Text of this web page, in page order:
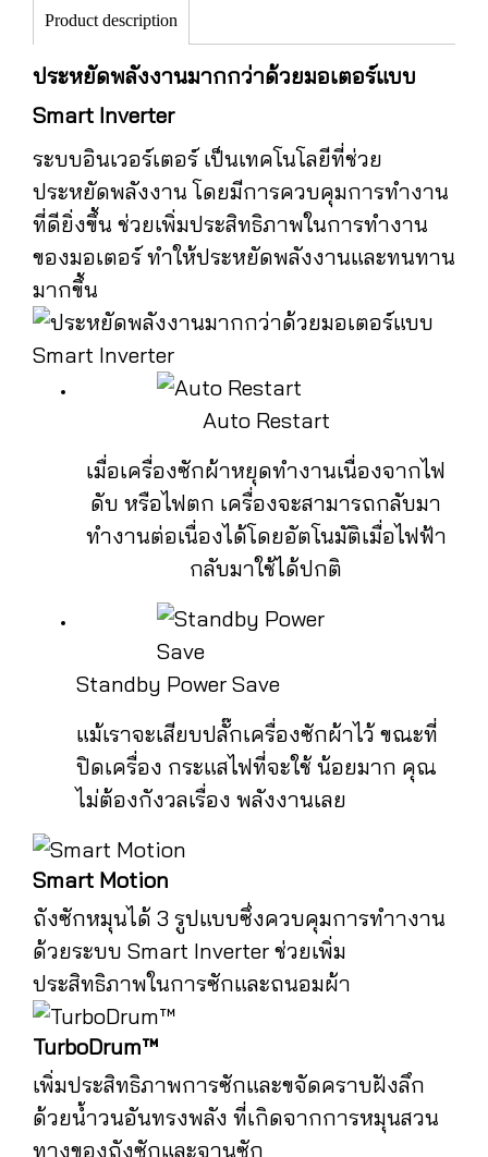
Product description
ประหยัดพลังงานมากกว่าด้วยมอเตอร์แบบ
Smart Inverter
ระบบอินเวอร์เตอร์ เป็นเทคโนโลยีที่ช่วย
ประหยัดพลังงาน โดยมีการควบคุมการทำงาน
ที่ดียิ่งขึ้น ช่วยเพิ่มประสิทธิภาพในการทำงาน
ของมอเตอร์ ทำให้ประหยัดพลังงานและทนทาน
มากขึ้น
Auto Restart
เมื่อเครื่องซักผ้าหยุดทำงานเนื่องจากไฟ
ดับ หรือไฟตก เครื่องจะสามารถกลับมา
ทำงานต่อเนื่องได้โดยอัตโนมัติเมื่อไฟฟ้า
กลับมาใช้ได้ปกติ
Standby Power Save
แม้เราจะเสียบปลั๊กเครื่องซักผ้าไว้ ขณะที่
ปิดเครื่อง กระแสไฟที่จะใช้ น้อยมาก คุณ
ไม่ต้องกังวลเรื่อง พลังงานเลย
Smart Motion
ถังซักหมุนได้ 3 รูปแบบซึ่งควบคุมการทำางาน
ด้วยระบบ Smart Inverter ช่วยเพิ่ม
ประสิทธิภาพในการซักและถนอมผ้า
TurboDrum™
เพิ่มประสิทธิภาพการซักและขจัดคราบฝังลึก
ด้วยน้ำวนอันทรงพลัง ที่เกิดจากการหมุนสวน
ทางของถังซักและจานซัก